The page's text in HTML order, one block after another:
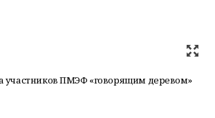
участников ПМЭФ «говорящим деревом»